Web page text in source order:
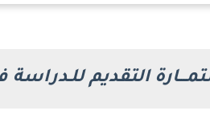
التقديم للـدراسة